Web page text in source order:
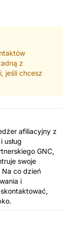
z
jeśli chcesz
afiliacyjny z
GNC,
swoje
Na co dzień
i